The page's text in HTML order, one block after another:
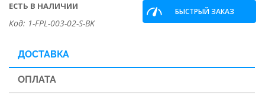
ЕСТЬ В НАЛИЧИИ
Код: 1-FPL-003-02-S-BK
БЫСТРЫЙ ЗАКАЗ
ДОСТАВКА
ОПЛАТА